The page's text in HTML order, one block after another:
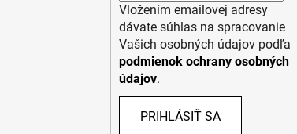
Vložením emailovej adresy
dávate súhlas na spracovanie
Vašich osobných údajov podľa
podmienok ochrany osobných
údajov.
PRIHLÁSIŤ SA